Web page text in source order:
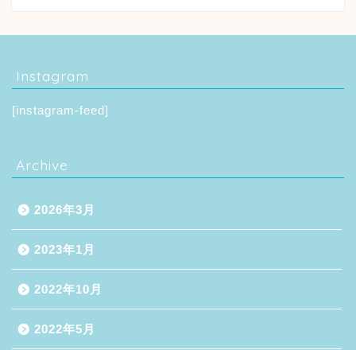
Instagram
[instagram-feed]
Archive
2026年3月
2023年1月
2022年10月
2022年5月